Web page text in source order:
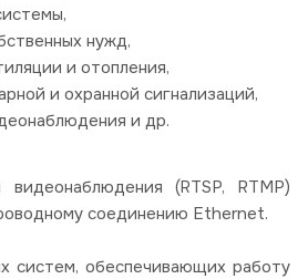
нужд,
и отопления,
и охранной сигнализаций,
и др.
(RTSP, RTMP)
соединению Ethernet.
систем, обеспечивающих работу